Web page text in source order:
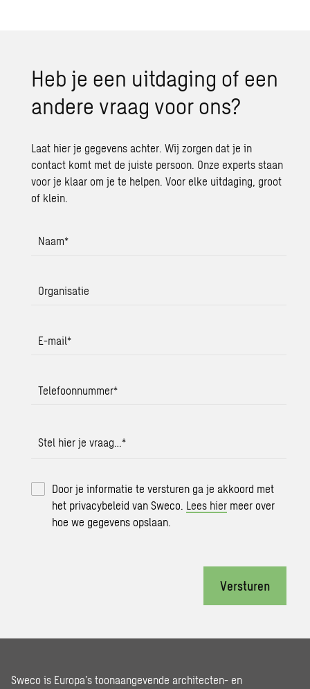
Heb je een uit­da­ging of een
an­de­re vraag voor ons?
Laat hier je gegevens achter. Wij zorgen dat je in
contact komt met de juiste persoon. Onze experts staan
voor je klaar om je te helpen. Voor elke uitdaging, groot
of klein.
Naam*
Organisatie
E-mail*
Telefoonnummer*
Stel hier je vraag…*
Door je informatie te versturen ga je akkoord met
het privacybeleid van Sweco. Lees hier meer over
hoe we gegevens opslaan.
Versturen
Sweco is Europa’s toonaangevende architecten- en